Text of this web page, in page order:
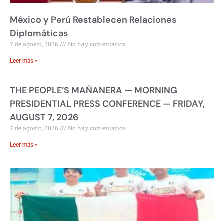
México y Perú Restablecen Relaciones
Diplomáticas
7 de agosto, 2026 No hay comentarios
Leer más »
THE PEOPLE’S MAÑANERA — MORNING
PRESIDENTIAL PRESS CONFERENCE — FRIDAY,
AUGUST 7, 2026
7 de agosto, 2026 No hay comentarios
Leer más »